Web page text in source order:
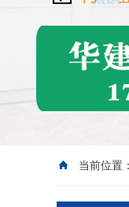
当前位置：